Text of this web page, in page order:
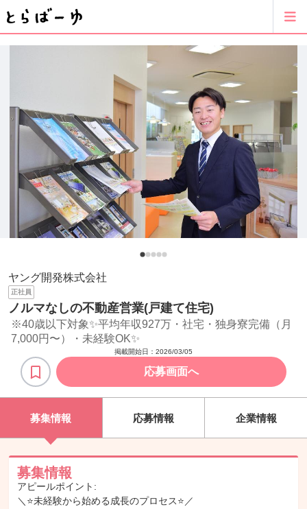
ヤング開発株式会社
正社員
ノルマなしの不動産営業(戸建て住宅)
※40歳以下対象✨平均年収927万・社宅・独身寮完備（月
7,000円〜）・未経験OK✨
掲載開始日： 2026/03/05
応募画面へ
募集情報 応募情報 企業情報
募集情報
アピールポイント:
＼⭐️未経験から始める成長のプロセス⭐️／